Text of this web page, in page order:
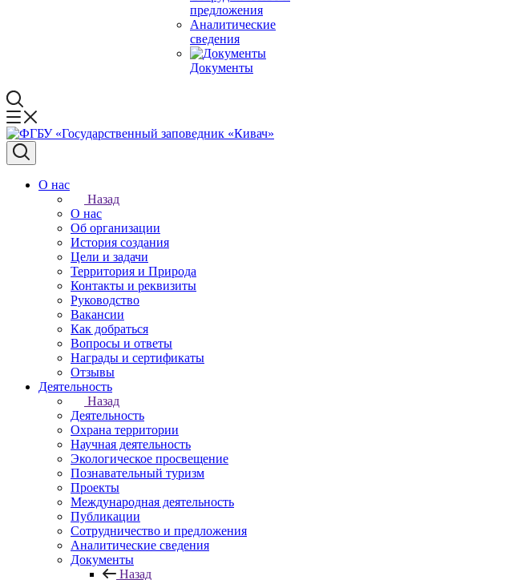
предложения
Аналитические
сведения
Документы
О нас
Назад
О нас
Об организации
История создания
Цели и задачи
Территория и Природа
Контакты и реквизиты
Руководство
Вакансии
Как добраться
Вопросы и ответы
Награды и сертификаты
Отзывы
Деятельность
Назад
Деятельность
Охрана территории
Научная деятельность
Экологическое просвещение
Познавательный туризм
Проекты
Международная деятельность
Публикации
Сотрудничество и предложения
Аналитические сведения
Документы
Назад